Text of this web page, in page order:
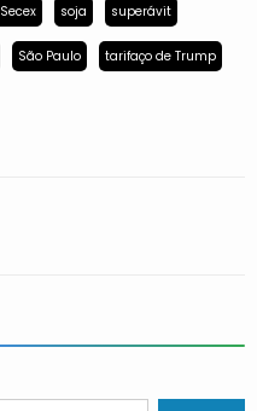
Secex soja superávit
São Paulo tarifaço de Trump